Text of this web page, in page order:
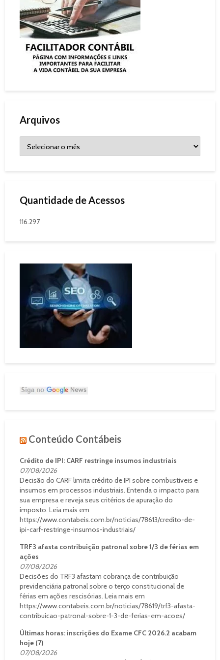
Arquivos
Quantidade de Acessos
116.297
Conteúdo Contábeis
Crédito de IPI: CARF restringe insumos industriais
07/08/2026
Decisão do CARF limita crédito de IPI sobre combustíveis e
insumos em processos industriais. Entenda o impacto para
sua empresa e reveja seus critérios de apuração do
imposto. Leia mais em
https://www.contabeis.com.br/noticias/78613/credito-de-
ipi-carf-restringe-insumos-industriais/
TRF3 afasta contribuição patronal sobre 1/3 de férias em
ações
07/08/2026
Decisões do TRF3 afastam cobrança de contribuição
previdenciária patronal sobre o terço constitucional de
férias em ações rescisórias. Leia mais em
https://www.contabeis.com.br/noticias/78619/trf3-afasta-
contribuicao-patronal-sobre-1-3-de-ferias-em-acoes/
Últimas horas: inscrições do Exame CFC 2026.2 acabam
hoje (7)
07/08/2026